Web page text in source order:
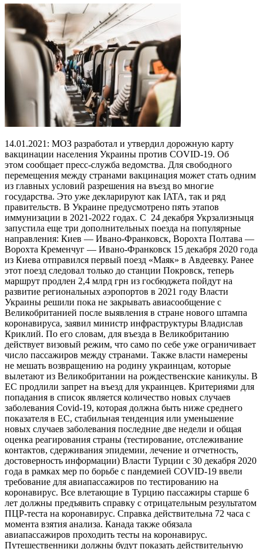
14.01.2021: МОЗ разработал и утвердил дорожную карту
вакцинации населения Украины против COVID-19. Об
этом сообщает пресс-служба ведомства. Для свободного
перемещения между странами вакцинация может стать одним
из главных условий разрешения на въезд во многие
государства. Это уже декларируют как IATA, так и ряд
правительств. В Украине предусмотрено пять этапов
иммунизации в 2021-2022 годах. С 24 декабря Укрзализныця
запустила еще три дополнительных поезда на популярные
направления: Киев — Ивано-Франковск, Ворохта Полтава —
Ворохта Кременчуг — Ивано-Франковск 15 декабря 2020 года
из Киева отправился первый поезд «Маяк» в Авдеевку. Ранее
этот поезд следовал только до станции Покровск, теперь
маршрут продлен 2,4 млрд грн из госбюджета пойдут на
развитие региональных аэропортов в 2021 году Власти
Украины решили пока не закрывать авиасообщение с
Великобританией после выявления в стране нового штампа
коронавируса, заявил министр инфраструктуры Владислав
Криклий. По его словам, для въезда в Великобританию
действует визовый режим, что само по себе уже ограничивает
число пассажиров между странами. Также власти намерены
не мешать возвращению на родину украинцам, которые
вылетают из Великобритании на рождественские каникулы. В
ЕС продлили запрет на въезд для украинцев. Критериями для
попадания в список является количество новых случаев
заболевания Covid-19, которая должна быть ниже среднего
показателя в ЕС, стабильная тенденция или уменьшение
новых случаев заболевания последние две недели и общая
оценка реагирования страны (тестирование, отслеживание
контактов, сдерживания эпидемии, лечение и отчетность,
достоверность информации) Власти Турции с 30 декабря 2020
года в рамках мер по борьбе с пандемией COVID-19 ввели
требование для авиапассажиров по тестированию на
коронавирус. Все влетающие в Турцию пассажиры старше 6
лет должны предъявить справку с отрицательным результатом
ПЦР-теста на коронавирус. Справка действительна 72 часа с
момента взятия анализа. Канада также обязала
авиапассажиров проходить тесты на коронавирус.
Путешественники должны будут показать действительную